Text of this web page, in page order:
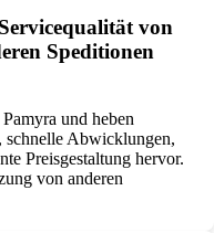
von
Speditionen
und heben
schnelle Abwicklungen,
Preisgestaltung hervor.
von anderen